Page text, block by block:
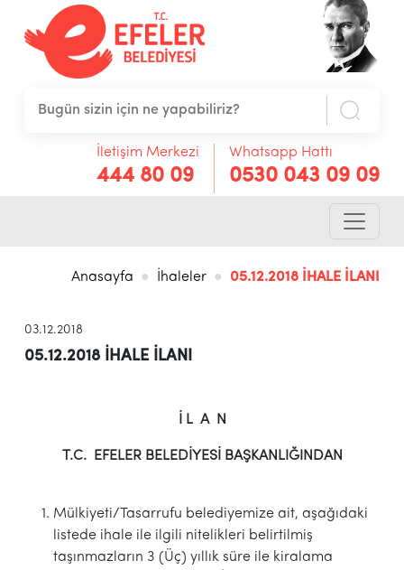
İletişim Merkezi
444 80 09
Whatsapp Hattı
0530 043 09 09
Anasayfa İhaleler 05.12.2018 İHALE İLANI
03.12.2018
05.12.2018 İHALE İLANI
İ L A N
T.C. EFELER BELEDİYESİ BAŞKANLIĞINDAN
Mülkiyeti/Tasarrufu belediyemize ait, aşağıdaki
listede ihale ile ilgili nitelikleri belirtilmiş
taşınmazların 3 (Üç) yıllık süre ile kiralama